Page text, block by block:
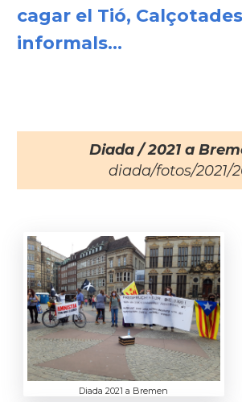
cagar el Tió,
informals...
Diada / 2021 a
diada/fotos/2021/
Diada 2021 a Bremen